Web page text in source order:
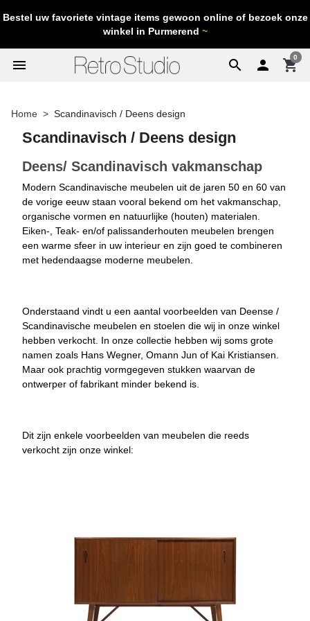
Bestel uw favoriete vintage items gewoon online of bezoek onze
winkel in Purmerend ~
search
menu  shopping_cart
0
Home Scandinavisch / Deens design
Scandinavisch / Deens design
Deens/ Scandinavisch vakmanschap
Modern Scandinavische meubelen uit de jaren 50 en 60 van
de vorige eeuw staan vooral bekend om het vakmanschap,
organische vormen en natuurlijke (houten) materialen.
Eiken-, Teak- en/of palissanderhouten meubelen brengen
een warme sfeer in uw interieur en zijn goed te combineren
met hedendaagse moderne meubelen.
Onderstaand vindt u een aantal voorbeelden van Deense /
Scandinavische meubelen en stoelen die wij in onze winkel
hebben verkocht. In onze collectie hebben wij soms grote
namen zoals Hans Wegner, Omann Jun of Kai Kristiansen.
Maar ook prachtig vormgegeven stukken waarvan de
ontwerper of fabrikant minder bekend is.
Dit zijn enkele voorbeelden van meubelen die reeds
verkocht zijn onze winkel: